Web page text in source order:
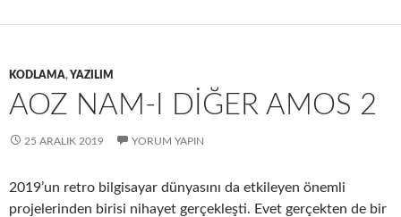
o
k
d
n
e
KODLAMA,YAZILIM
AOZ NAM-I DIĞER AMOS 2
25 ARALIK 2019 YORUM YAPIN
2019’un retro bilgisayar dünyasını da etkileyen önemli
projelerinden birisi nihayet gerçekleşti. Evet gerçekten de bir